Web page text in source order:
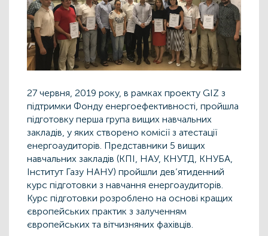
27 червня, 2019 року, в рамках проекту GIZ з
підтримки Фонду енергоефективності, пройшла
підготовку перша група вищих навчальних
закладів, у яких створено комісії з атестації
енергоаудиторів. Представники 5 вищих
навчальних закладів (КПІ, НАУ, КНУТД, КНУБА,
Інститут Газу НАНУ) пройшли дев’ятиденний
курс підготовки з навчання енергоаудиторів.
Курс підготовки розроблено на основі кращих
європейських практик з залученням
європейських та вітчизняних фахівців.